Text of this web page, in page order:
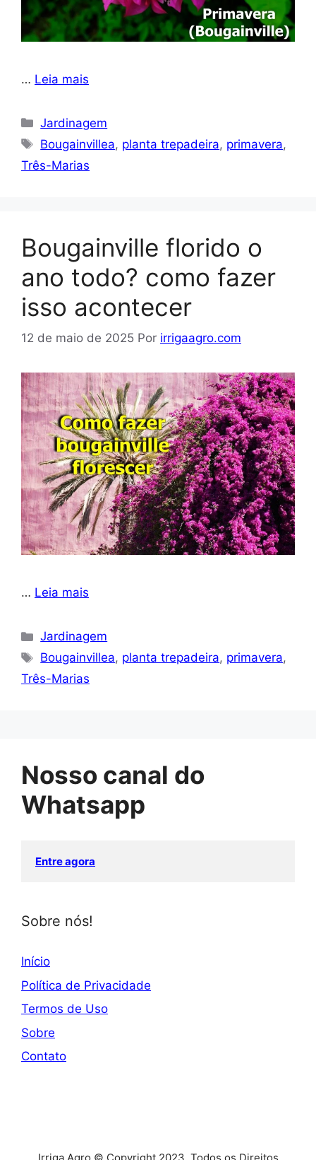
… Leia mais
Categorias
Jardinagem
Tags
Bougainvillea, planta trepadeira, primavera,
Três-Marias
Bougainville florido o
ano todo? como fazer
isso acontecer
12 de maio de 2025 Por irrigaagro.com
… Leia mais
Categorias
Jardinagem
Tags
Bougainvillea, planta trepadeira, primavera,
Três-Marias
Nosso canal do
Whatsapp
Entre agora
Sobre nós!
Início
Política de Privacidade
Termos de Uso
Sobre
Contato